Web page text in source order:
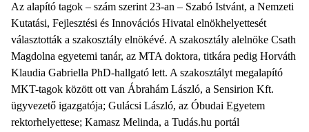
Az alapító tagok – szám szerint 23-an – Szabó Istvánt, a Nemzeti
Kutatási, Fejlesztési és Innovációs Hivatal elnökhelyettesét
választották a szakosztály elnökévé. A szakosztály alelnöke Csath
Magdolna egyetemi tanár, az MTA doktora, titkára pedig Horváth
Klaudia Gabriella PhD-hallgató lett. A szakosztályt megalapító
MKT-tagok között ott van Ábrahám László, a Sensirion Kft.
ügyvezető igazgatója; Gulácsi László, az Óbudai Egyetem
rektorhelyettese; Kamasz Melinda, a Tudás.hu portál